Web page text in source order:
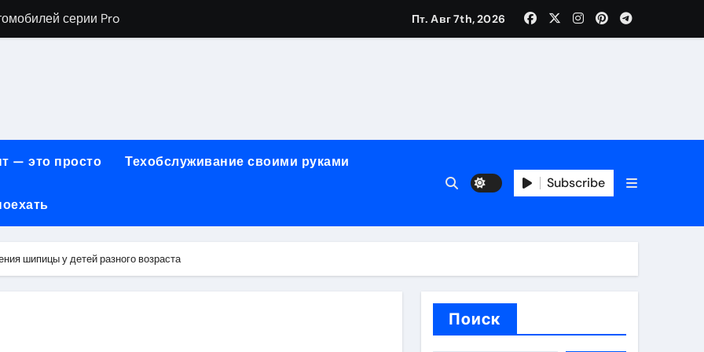
серии Pro
сервиса, наращивания ресниц и депиляции
огнезащиты металла: нанесение при -15°C внутри помещений и под навесом
по безопасности, производительности и типам доступа
и японских грузовых автомобилей
Пт. Авг 7th, 2026
— это просто Техобслуживание своими руками
Subscribe
шипицы у детей разного возраста
Поиск